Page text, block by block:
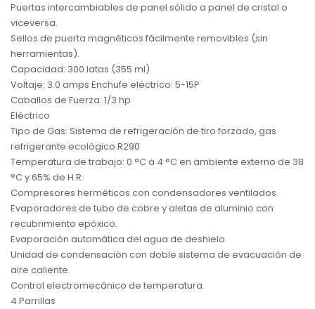
Puertas intercambiables de panel sólido a panel de cristal o
viceversa.
Sellos de puerta magnéticos fácilmente removibles (sin
herramientas).
Capacidad: 300 latas (355 ml)
Voltaje: 3.0 amps Enchufe eléctrico: 5-15P
Caballos de Fuerza: 1/3 hp
Eléctrico
Tipo de Gas: Sistema de refrigeración de tiro forzado, gas
refrigerante ecológico R290
Temperatura de trabajo: 0 °C a 4 °C en ambiente externo de 38
°C y 65% de H.R.
Compresores herméticos con condensadores ventilados.
Evaporadores de tubo de cobre y aletas de aluminio con
recubrimiento epóxico.
Evaporación automática del agua de deshielo.
Unidad de condensación con doble sistema de evacuación de
aire caliente.
Control electromecánico de temperatura.
4 Parrillas